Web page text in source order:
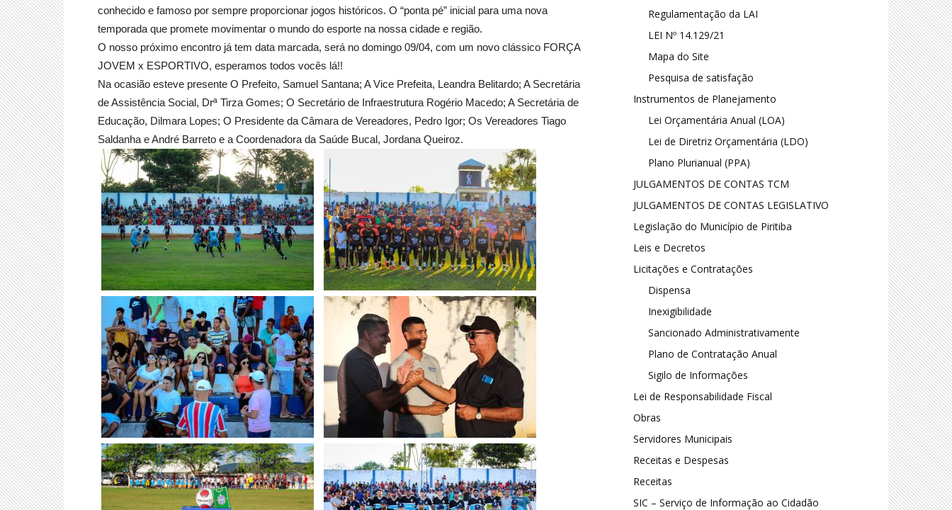
conhecido e famoso por sempre proporcionar jogos históricos. O “ponta pé” inicial para uma nova
temporada que promete movimentar o mundo do esporte na nossa cidade e região.
O nosso próximo encontro já tem data marcada, será no domingo 09/04, com um novo clássico FORÇA
JOVEM x ESPORTIVO, esperamos todos vocês lá!!
Na ocasião esteve presente O Prefeito, Samuel Santana; A Vice Prefeita, Leandra Belitardo; A Secretária
de Assistência Social, Drª Tirza Gomes; O Secretário de Infraestrutura Rogério Macedo; A Secretária de
Educação, Dilmara Lopes; O Presidente da Câmara de Vereadores, Pedro Igor; Os Vereadores Tiago
Saldanha e André Barreto e a Coordenadora da Saúde Bucal, Jordana Queiroz.
Regulamentação da LAI
LEI Nº 14.129/21
Mapa do Site
Pesquisa de satisfação
Instrumentos de Planejamento
Lei Orçamentária Anual (LOA)
Lei de Diretriz Orçamentária (LDO)
Plano Plurianual (PPA)
JULGAMENTOS DE CONTAS TCM
JULGAMENTOS DE CONTAS LEGISLATIVO
Legislação do Município de Piritiba
Leis e Decretos
Licitações e Contratações
Dispensa
Inexigibilidade
Sancionado Administrativamente
Plano de Contratação Anual
Sigilo de Informações
Lei de Responsabilidade Fiscal
Obras
Servidores Municipais
Receitas e Despesas
Receitas
SIC – Serviço de Informação ao Cidadão